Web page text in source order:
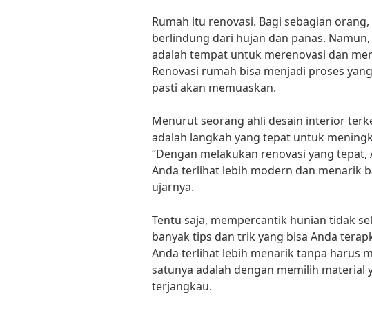
Rumah itu renovasi. Bagi sebagian
berlindung dari hujan dan panas.
adalah tempat untuk merenovasi dan
Renovasi rumah bisa menjadi proses
pasti akan memuaskan.
Menurut seorang ahli desain interior
adalah langkah yang tepat untuk
“Dengan melakukan renovasi yang
Anda terlihat lebih modern dan menarik
ujarnya.
Tentu saja, mempercantik hunian tidak
banyak tips dan trik yang bisa Anda
Anda terlihat lebih menarik tanpa harus
satunya adalah dengan memilih material
terjangkau.